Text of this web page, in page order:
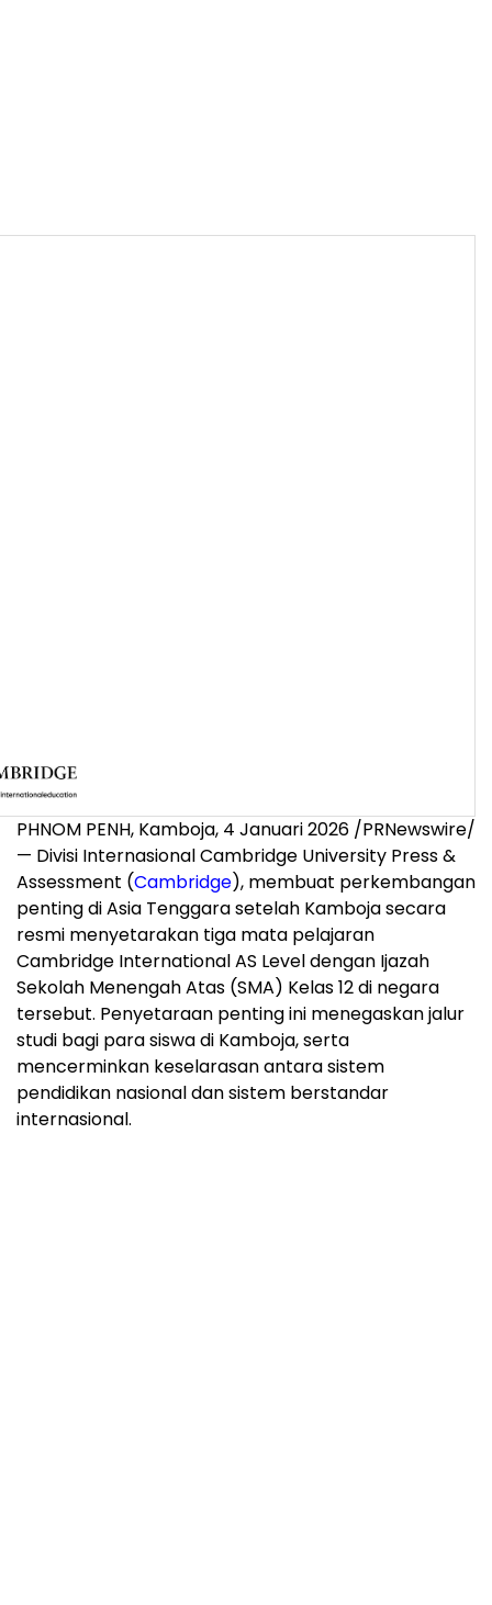
PHNOM PENH, Kamboja, 4 Januari 2026 /PRNewswire/
— Divisi InternasionalCambridge University Press &
Assessment (Cambridge), membuat perkembangan
penting diAsia Tenggarasetelah Kamboja secara
resmi menyetarakan tiga mata pelajaran
Cambridge International AS Level dengan Ijazah
Sekolah Menengah Atas (SMA) Kelas 12 di negara
tersebut. Penyetaraan penting ini menegaskan jalur
studi bagi para siswa di Kamboja, serta
mencerminkan keselarasan antara sistem
pendidikan nasional dan sistem berstandar
internasional.